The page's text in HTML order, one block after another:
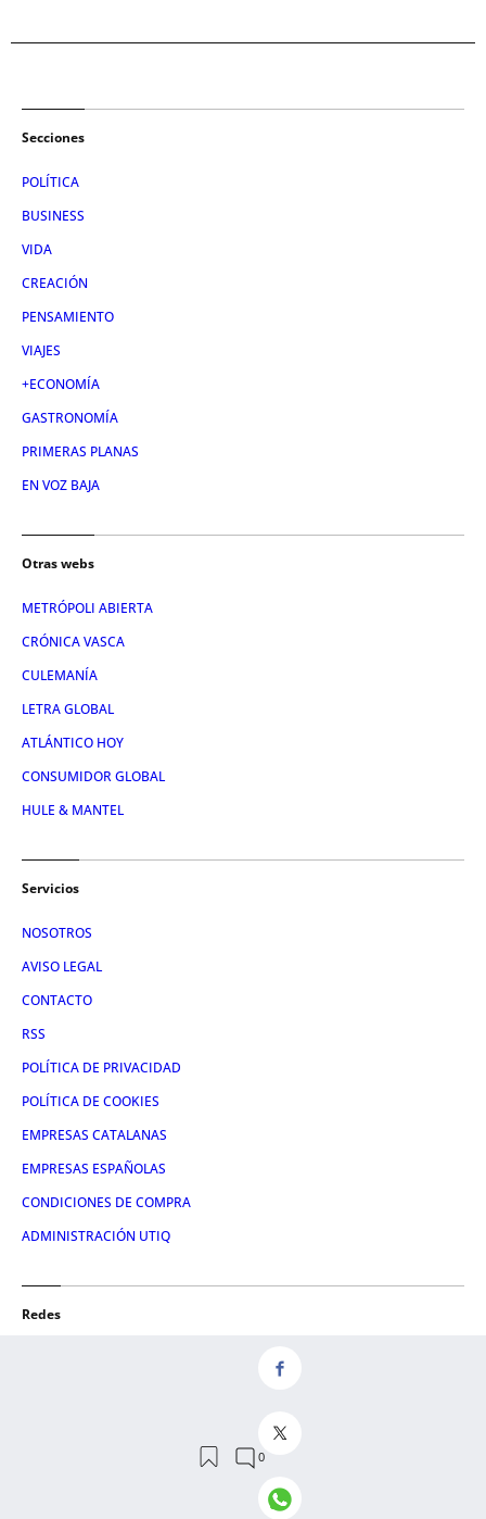
Secciones
POLÍTICA
BUSINESS
VIDA
CREACIÓN
PENSAMIENTO
VIAJES
+ECONOMÍA
GASTRONOMÍA
PRIMERAS PLANAS
EN VOZ BAJA
Otras webs
METRÓPOLI ABIERTA
CRÓNICA VASCA
CULEMANÍA
LETRA GLOBAL
ATLÁNTICO HOY
CONSUMIDOR GLOBAL
HULE & MANTEL
Servicios
NOSOTROS
AVISO LEGAL
CONTACTO
RSS
POLÍTICA DE PRIVACIDAD
POLÍTICA DE COOKIES
EMPRESAS CATALANAS
EMPRESAS ESPAÑOLAS
CONDICIONES DE COMPRA
ADMINISTRACIÓN UTIQ
Redes